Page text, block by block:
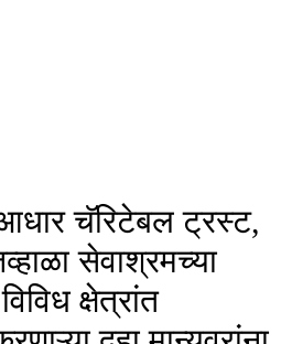
चॅरिटेबल ट्रस्ट,
सेवाश्रमच्या
क्षेत्रांत